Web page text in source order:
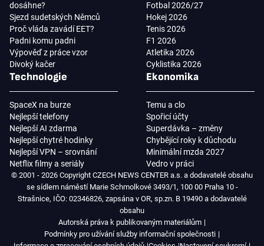
dosáhne?
Sjezd sudetských Němců
Proč vláda zavádí EET?
Padni komu padni
Výpověď z práce vzor
Divoký kačer
Fotbal 2026/27
Hokej 2026
Tenis 2026
F1 2026
Atletika 2026
Cyklistika 2026
Technologie
SpaceX na burze
Nejlepší telefony
Nejlepší AI zdarma
Nejlepší chytré hodinky
Nejlepší VPN – srovnání
Netflix filmy a seriály
Ekonomika
Temu a clo
Spořicí účty
Superdávka – změny
Chybějící roky k důchodu
Minimální mzda 2027
Vedro v práci
© 2001 - 2026 Copyright CZECH NEWS CENTER a.s. a dodavatelé obsahu
se sídlem náměstí Marie Schmolkové 3493/1, 100 00 Praha 10 -
Strašnice, IČO: 02346826, zapsána v OR, sp.zn. B 19490 a dodavatelé
obsahu
Autorská práva k publikovaným materiálům
Podmínky pro užívání služby informační společnosti